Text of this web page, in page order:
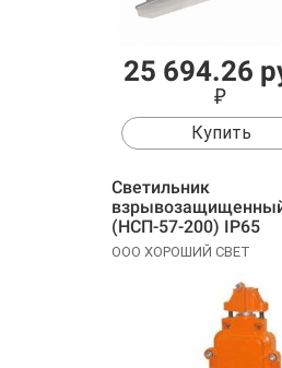
25 694.26
₽
Купить
Cветильник
(НСП-57-200) IP65
ООО ХОРОШИЙ СВЕТ